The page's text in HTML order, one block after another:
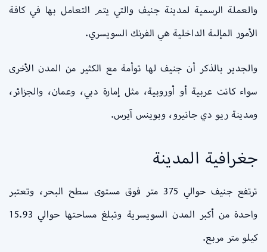
والعملة الرسمية لمدينة جنيف والتي يتم التعامل بها في كافة
الأمور المإلىة الداخلية هي الفرنك السويسري.
والجدير بالذكر أن جنيف لها توأمة مع الكثير من المدن الأخرى
سواء كانت عربية أو أوروبية، مثل إمارة دبي، وعمان، والجزائر،
ومدينة ريو دي جانيرو، وبوينس آيرس.
جغرافية المدينة
ترتفع جنيف حوالي 375 متر فوق مستوى سطح البحر، وتعتبر
واحدة من أكبر المدن السويسرية وتبلغ مساحتها حوالي 15.93
كيلو متر مربع.